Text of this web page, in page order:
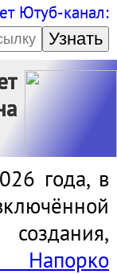
Ютуб-канал:
Узнать
года, в
Напорко